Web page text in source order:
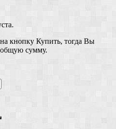
кнопку Купить, тогда Вы
общую сумму.